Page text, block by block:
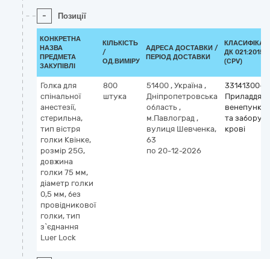
- Позиції
КОНКРЕТНА
НАЗВА
ПРЕДМЕТА
ЗАКУПІВЛІ
КІЛЬКІСТЬ
/
ОД.ВИМІРУ
АДРЕСА ДОСТАВКИ /
ПЕРІОД ДОСТАВКИ
ДК 021:2015
(CPV)
Голка для
спінальної
анестезії,
стерильна,
тип вістря
голки Квінке,
розмір 25G,
довжина
голки 75 мм,
діаметр голки
0,5 мм, без
провідникової
голки, тип
з`єднання
Luer Lock
800
штука
51400 , Україна ,
Дніпропетровська
область ,
м.Павлоград ,
вулиця Шевченка,
63
по 20-12-2026
33141300-3
Приладдя
венепункції
та забору
крові